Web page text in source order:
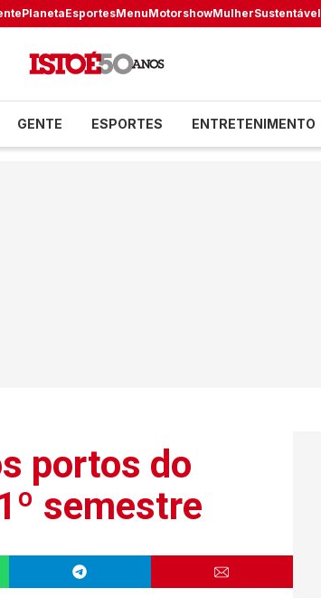
PlanetaEsportesMenuMotorshowMulherSustentável
GENTE ESPORTES ENTRETENIMENTO
portos do
semestre